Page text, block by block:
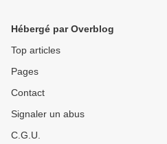
Hébergé par Overblog
Top articles
Pages
Contact
Signaler un abus
C.G.U.